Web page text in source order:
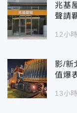
兆基
聲請
12小
影/新
值爆
13小